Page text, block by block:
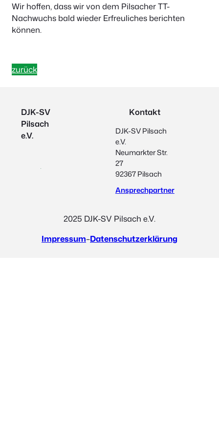
Wir hoffen, dass wir von dem Pilsacher TT-
Nachwuchs bald wieder Erfreuliches berichten
können.
zurück
DJK-SV
Pilsach
e.V.
Kontakt
DJK-SV Pilsach
e.V.
Neumarkter Str.
27
92367 Pilsach
Ansprechpartner
2025 DJK-SV Pilsach e.V.
Impressum–Datenschutzerklärung